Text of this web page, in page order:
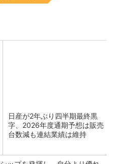
日産が2年ぶり四半期最終黒
字、2026年度通期予想は販売
台数減も連結業績は維持